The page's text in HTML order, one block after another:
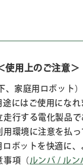
使用上のご注意＞
、家庭用ロボット
途にはご使用になれ
走行する電化製品
用環境に注意を払
ロボットを快適に、
事項（ ルンバ / ルン